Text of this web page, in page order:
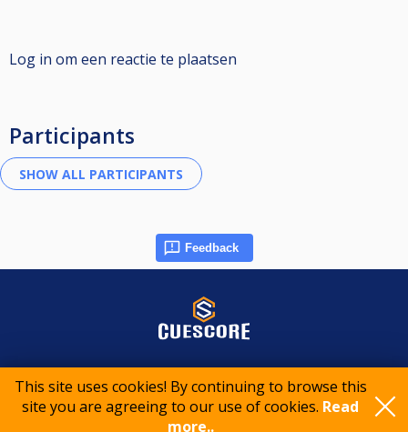
This site uses cookies! By continuing to browse this
site you are agreeing to our use of cookies. Read
more..
Log in om een reactie te plaatsen
Participants
Feedback
© 2015-2026 CueScore International
Privacy policy